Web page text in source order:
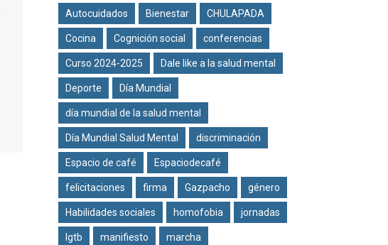
Autocuidados Bienestar CHULAPADA
Cocina Cognición social conferencias
Curso 2024-2025 Dale like a la salud mental
Deporte Día Mundial
día mundial de la salud mental
Día Mundial Salud Mental discriminación
Espacio de café Espaciodecafé
felicitaciones firma Gazpacho género
Habilidades sociales homofobia jornadas
lgtb manifiesto marcha